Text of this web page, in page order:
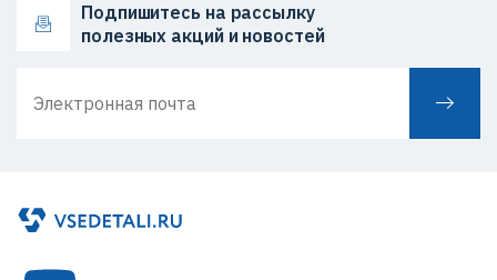
Подпишитесь на рассылку
полезных акций и новостей